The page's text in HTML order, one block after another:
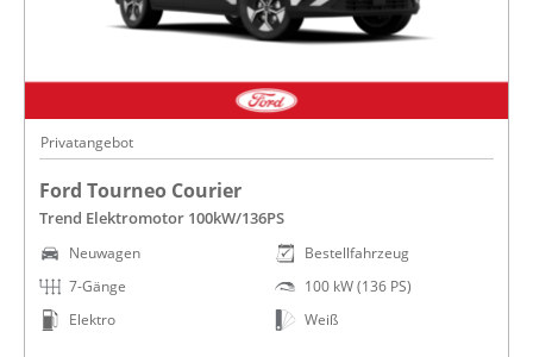
Privatangebot
Ford Tourneo Courier
Trend Elektromotor 100kW/136PS
Neuwagen
7-Gänge
Elektro
Bestellfahrzeug
100 kW (136 PS)
Weiß